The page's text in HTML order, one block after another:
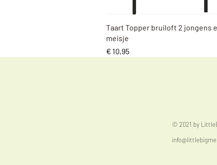
Snel overzicht
Taart Topper bruiloft 2 jongens
meisje
Prijs
€ 10,95
© 2021 by